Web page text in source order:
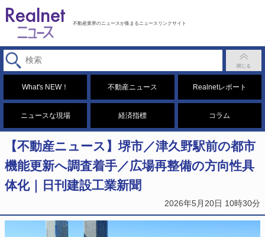
不動産業界のニュースが集まるニュースリンクサイト
What's NEW！ 不動産ニュース Realnetレポート
ニュースな現場 経済指標 コラム
【不動産ニュース】堺市／津久野駅前の都市
機能更新へ調査着手／広場再整備の方向性具
体化｜日刊建設工業新聞
2026年5月20日 10時30分